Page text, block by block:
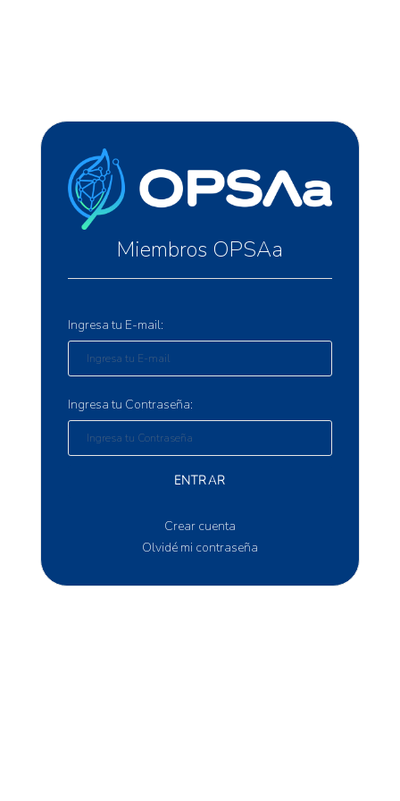
Miembros OPSAa
Ingresa tu E-mail:
Ingresa tu Contraseña:
ENTRAR
Crear cuenta
Olvidé mi contraseña